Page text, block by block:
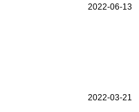
2022-06-13
2022-03-21